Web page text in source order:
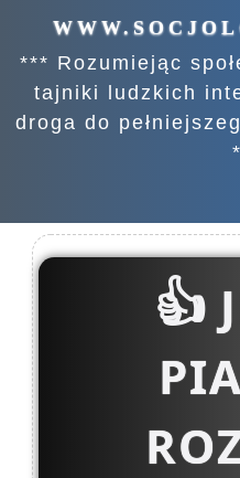
*** Rozumiejąc
tajniki ludzkich
droga do
👍